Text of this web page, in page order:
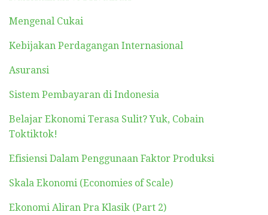
Mengenal Cukai
Kebijakan Perdagangan Internasional
Asuransi
Sistem Pembayaran di Indonesia
Belajar Ekonomi Terasa Sulit? Yuk, Cobain
Toktiktok!
Efisiensi Dalam Penggunaan Faktor Produksi
Skala Ekonomi (Economies of Scale)
Ekonomi Aliran Pra Klasik (Part 2)